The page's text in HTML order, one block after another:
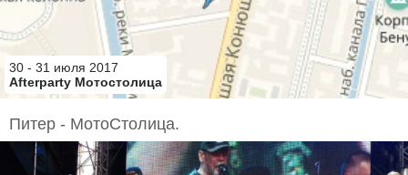
Ооо, наконец-то"afterparty" грамотно написали, а то от "автопати"
мотонедельной кровь из глаз шла)))
Турба |9 лет назад
Нюша, замути нам с Дедом проходки, а мы тебя освободим от взносов
30 - 31 июля 2017
Afterparty Мотостолица
Питер - МотоСтолица.